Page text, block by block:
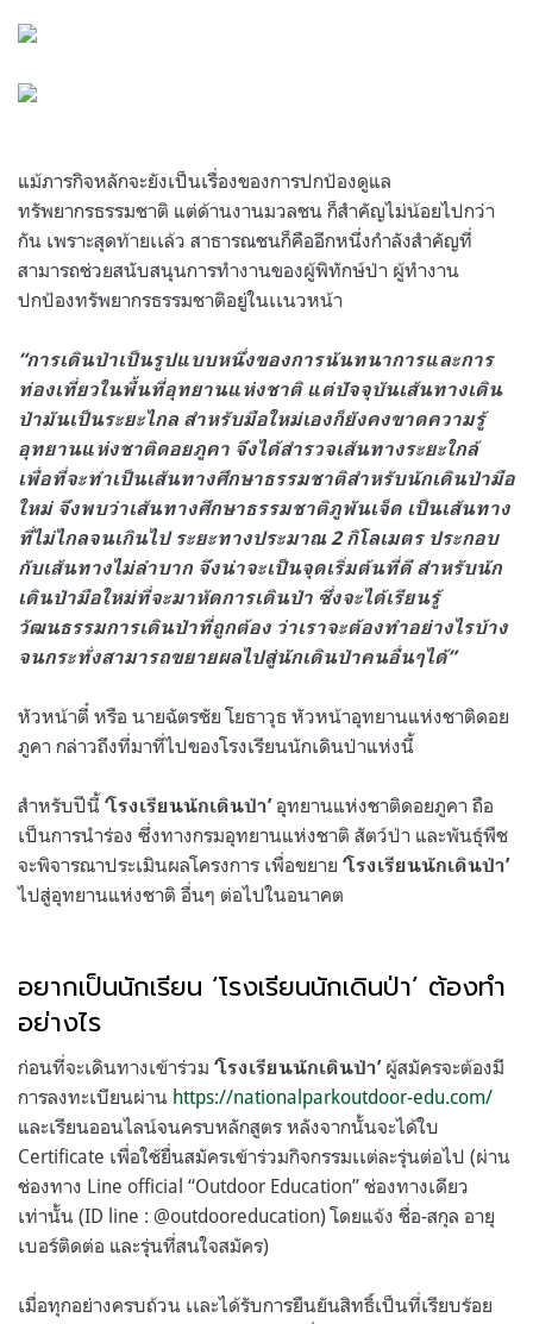
แม้ภารกิจหลักจะยังเป็นเรื่องของการปกป้องดูแล
ทรัพยากรธรรมชาติ แต่ด้านงานมวลชน ก็สำคัญไม่น้อยไปกว่า
กัน เพราะสุดท้ายเเล้ว สาธารณชนก็คืออีกหนึ่งกำลังสำคัญที่
สามารถช่วยสนับสนุนการทำงานของผู้พิทักษ์ป่า ผู้ทำงาน
ปกป้องทรัพยากรธรรมชาติอยู่ในเเนวหน้า
“การเดินป่าเป็นรูปแบบหนึ่งของการนันทนาการและการ
ท่องเที่ยวในพื้นที่อุทยานแห่งชาติ แต่ปัจจุบันเส้นทางเดิน
ป่ามันเป็นระยะไกล สำหรับมือใหม่เองก็ยังคงขาดความรู้
อุทยานแห่งชาติดอยภูคา จึงได้สำรวจเส้นทางระยะใกล้
เพื่อที่จะทำเป็นเส้นทางศึกษาธรรมชาติสำหรับนักเดินป่ามือ
ใหม่ จึงพบว่าเส้นทางศึกษาธรรมชาติภูพันเจ็ด เป็นเส้นทาง
ที่ไม่ไกลจนเกินไป ระยะทางประมาณ 2 กิโลเมตร ประกอบ
กับเส้นทางไม่ลำบาก จึงน่าจะเป็นจุดเริ่มต้นที่ดี สำหรับนัก
เดินป่ามือใหม่ที่จะมาหัดการเดินป่า ซึ่งจะได้เรียนรู้
วัฒนธรรมการเดินป่าที่ถูกต้อง ว่าเราจะต้องทำอย่างไรบ้าง
จนกระทั่งสามารถขยายผลไปสู่นักเดินป่าคนอื่นๆได้”
หัวหน้าตี๋ หรือ นายฉัตรชัย โยธาวุธ หัวหน้าอุทยานแห่งชาติดอย
ภูคา กล่าวถึงที่มาที่ไปของโรงเรียนนักเดินป่าแห่งนี้
สำหรับปีนี้ ‘โรงเรียนนักเดินป่า’อุทยานแห่งชาติดอยภูคา ถือ
เป็นการนำร่อง ซึ่งทางกรมอุทยานแห่งชาติ สัตว์ป่า และพันธุ์พืช
จะพิจารณาประเมินผลโครงการ เพื่อขยาย ‘โรงเรียนนักเดินป่า’
ไปสู่อุทยานแห่งชาติ อื่นๆ ต่อไปในอนาคต
อยากเป็นนักเรียน ‘โรงเรียนนักเดินป่า’ ต้องทำ
อย่างไร
ก่อนที่จะเดินทางเข้าร่วม ‘โรงเรียนนักเดินป่า’ผู้สมัครจะต้องมี
การลงทะเบียนผ่าน https://nationalparkoutdoor-edu.com/
และเรียนออนไลน์จนครบหลักสูตร หลังจากนั้นจะได้ใบ
Certificate เพื่อใช้ยื่นสมัครเข้าร่วมกิจกรรมเเต่ละรุ่นต่อไป (ผ่าน
ช่องทาง Line official “Outdoor Education” ช่องทางเดียว
เท่านั้น (ID line : @outdooreducation) โดยแจ้ง ชื่อ-สกุล อายุ
เบอร์ติดต่อ และรุ่นที่สนใจสมัคร)
เมื่อทุกอย่างครบถ้วน เเละได้รับการยืนยันสิทธิ์เป็นที่เรียบร้อย